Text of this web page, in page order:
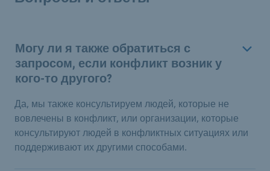
Могу ли я также обратиться с
запросом, если конфликт возник у
кого-то другого?
Да, мы также консультируем людей, которые не
вовлечены в конфликт, или организации, которые
консультируют людей в конфликтных ситуациях или
поддерживают их другими способами.